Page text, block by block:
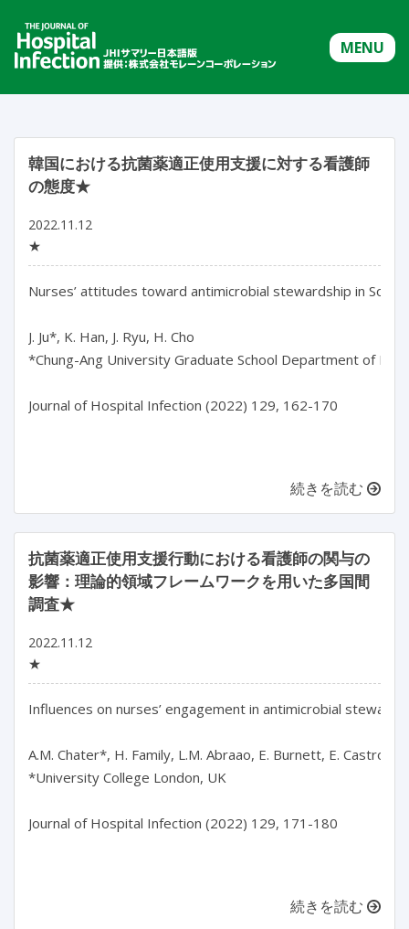
MENU
韓国における抗菌薬適正使用支援に対する看護師
の態度★
2022.11.12
★
Nurses’ attitudes toward antimicrobial stewardship in South
J. Ju*, K. Han, J. Ryu, H. Cho
*Chung-Ang University Graduate School Department of
Journal of Hospital Infection (2022) 129, 162-170
続きを読む
抗菌薬適正使用支援行動における看護師の関与の
影響：理論的領域フレームワークを用いた多国間
調査★
2022.11.12
★
Influences on nurses’ engagement in antimicrobial
A.M. Chater*, H. Family, L.M. Abraao, E. Burnett, E. Castro-
*University College London, UK
Journal of Hospital Infection (2022) 129, 171-180
続きを読む